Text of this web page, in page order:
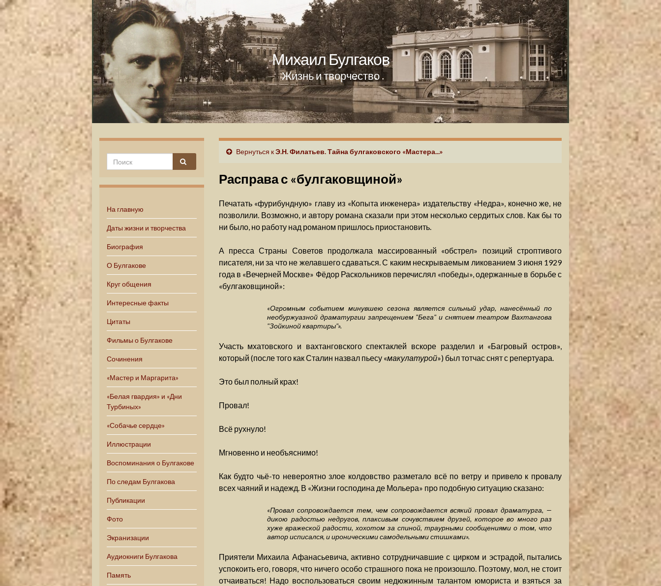
Михаил Булгаков
Жизнь и творчество
На главную
Даты жизни и творчества
Биография
О Булгакове
Круг общения
Интересные факты
Цитаты
Фильмы о Булгакове
Сочинения
«Мастер и Маргарита»
«Белая гвардия» и «Дни
Турбиных»
«Собачье сердце»
Иллюстрации
Воспоминания о Булгакове
По следам Булгакова
Публикации
Фото
Экранизации
Аудиокниги Булгакова
Память
Вернуться кЭ.Н. Филатьев. Тайна булгаковского «Мастера...»
Расправа с «булгаковщиной»
Печатать «фурибундную» главу из «Копыта инженера» издательству «Недра», конечно же, не
позволили. Возможно, и автору романа сказали при этом несколько сердитых слов. Как бы то
ни было, но работу над романом пришлось приостановить.
А пресса Страны Советов продолжала массированный «обстрел» позиций строптивого
писателя, ни за что не желавшего сдаваться. С каким нескрываемым ликованием 3 июня 1929
года в «Вечерней Москве» Фёдор Раскольников перечислял «победы», одержанные в борьбе с
«булгаковщиной»:
«Огромным событием минувшею сезона является сильный удар, нанесённый по
необуржуазной драматургии запрещением "Бега" и снятием театром Вахтангова
"Зойкиной квартиры"».
Участь мхатовского и вахтанговского спектаклей вскоре разделил и «Багровый остров»,
который (после того как Сталин назвал пьесу «макулатурой») был тотчас снят с репертуара.
Это был полный крах!
Провал!
Всё рухнуло!
Мгновенно и необъяснимо!
Как будто чьё-то невероятно злое колдовство разметало всё по ветру и привело к провалу
всех чаяний и надежд. В «Жизни господина де Мольера» про подобную ситуацию сказано:
«Провал сопровождается тем, чем сопровождается всякий провал драматурга, —
дикою радостью недругов, плаксивым сочувствием друзей, которое во много раз
хуже вражеской радости, хохотом за спиной, траурными сообщениями о том, что
автор исписался, и ироническими самодельными стишками».
Приятели Михаила Афанасьевича, активно сотрудничавшие с цирком и эстрадой, пытались
успокоить его, говоря, что ничего особо страшного пока не произошло. Поэтому, мол, не стоит
отчаиваться! Надо воспользоваться своим недюжинным талантом юмориста и взяться за